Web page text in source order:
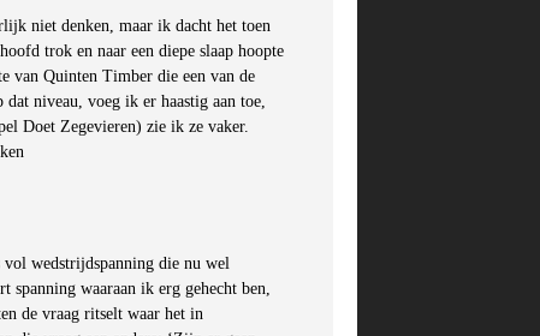
niet denken, maar ik dacht het toen
trok en naar een diepe slaap hoopte
van Quinten Timber die een van de
niveau, voeg ik er haastig aan toe,
Doet Zegevieren) zie ik ze vaker.
wedstrijdspanning die nu wel
spanning waaraan ik erg gehecht ben,
de vraag ritselt waar het in